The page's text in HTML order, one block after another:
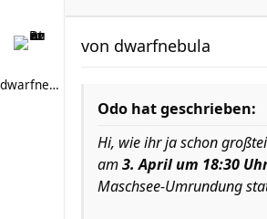
dwarfnebula
von dwarfnebula
Odo hat geschrieben:
Hi, wie ihr ja schon
am3. April um 18:30
Maschsee-Umrundung